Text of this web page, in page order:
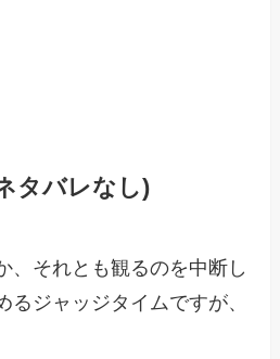
タバレなし)
、それとも観るのを中断し
るジャッジタイムですが、